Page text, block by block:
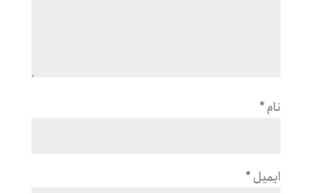
نام*
ایمیل*